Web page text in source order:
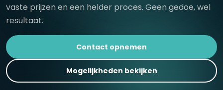
vaste prijzen en een helder proces. Geen gedoe, wel
resultaat.
Contact opnemen
Mogelijkheden bekijken